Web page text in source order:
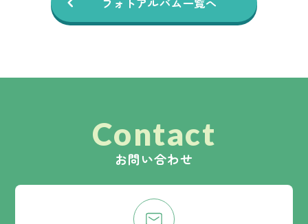
Contact
お問い合わせ